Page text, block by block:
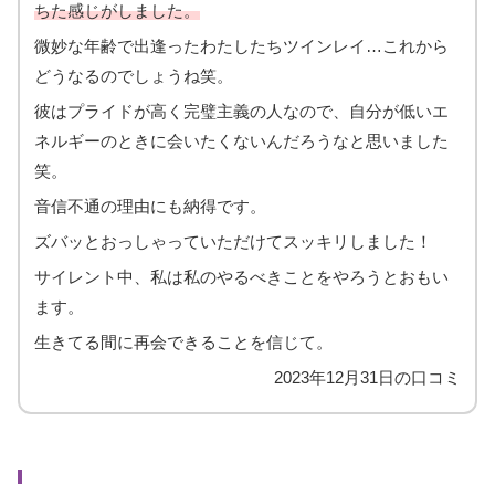
ちた感じがしました。
微妙な年齢で出逢ったわたしたちツインレイ…これから
どうなるのでしょうね笑。
彼はプライドが高く完璧主義の人なので、自分が低いエ
ネルギーのときに会いたくないんだろうなと思いました
笑。
音信不通の理由にも納得です。
ズバッとおっしゃっていただけてスッキリしました！
サイレント中、私は私のやるべきことをやろうとおもい
ます。
生きてる間に再会できることを信じて。
2023年12月31日の口コミ